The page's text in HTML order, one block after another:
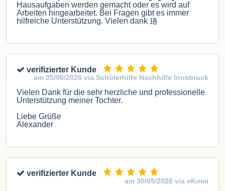
Hausaufgaben werden gemacht oder es wird auf
Arbeiten hingearbeitet. Bei Fragen gibt es immer
hilfreiche Unterstützung. Vielen dank 珞
verifizierter Kunde
am 05/06/2026 via Schülerhilfe Nachhilfe Innsbruck
Vielen Dank für die sehr herzliche und professionelle
Unterstützung meiner Tochter.
Liebe Grüße
Alexander
verifizierter Kunde
am 30/05/2026 via eKomi